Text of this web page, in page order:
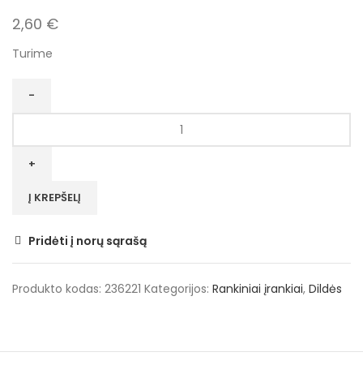
2,60 €
Turime
Nr.1,Į KREPŠELĮ
Pridėti į norų sąrašą
Produkto kodas: 236221 Kategorijos: Rankiniai įrankiai, Dildės